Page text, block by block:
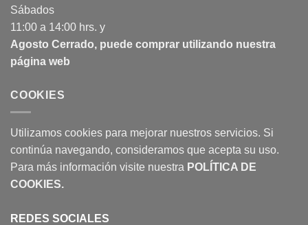
Sábados
11:00 a 14:00 hrs. y
Agosto Cerrado, puede comprar utilizando nuestra
página web
COOKIES
Utilizamos cookies para mejorar nuestros servicios. Si
continúa navegando, consideramos que acepta su uso.
Para más información visite nuestra POLÍTICA DE
COOKIES.
REDES SOCIALES